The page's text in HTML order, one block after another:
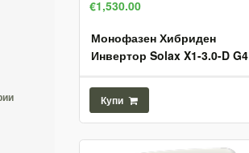
€1,530.00
Монофазен Хибриден
Инвертор Solax X1-3.0-D G4
Купи